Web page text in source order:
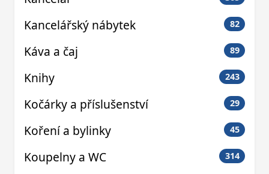
Kancelářský nábytek 82
Káva a čaj 89
Knihy 243
Kočárky a příslušenství 29
Koření a bylinky 45
Koupelny a WC 314